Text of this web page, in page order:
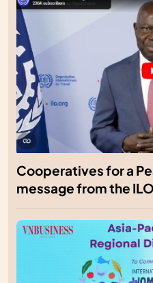
Cooperatives for a
message from the